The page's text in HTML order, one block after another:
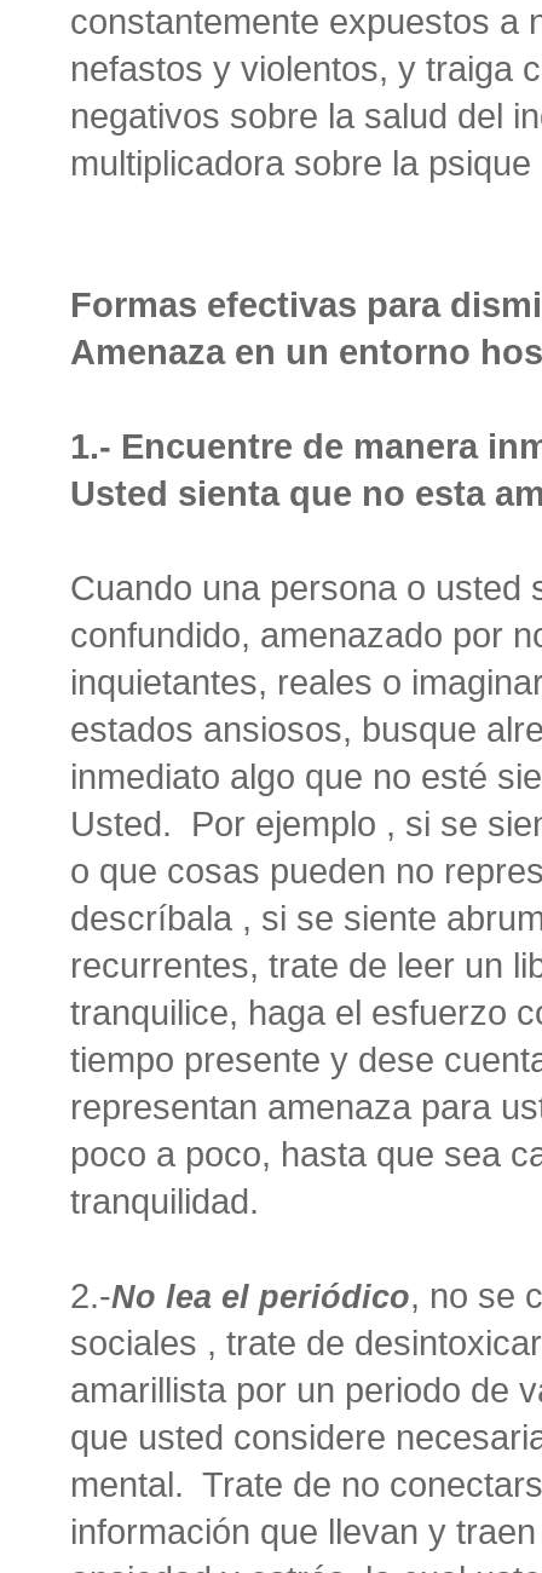
constantemente expuestos a
nefastos y violentos, y traiga
negativos sobre la salud del
multiplicadora sobre la
Formas efectivas para
Amenaza en un entorno
1.- Encuentre de manera
Usted sienta que no esta
Cuando una persona o usted
confundido, amenazado por
inquietantes, reales o
estados ansiosos, busque
inmediato algo que no esté
Usted. Por ejemplo , si se
o que cosas pueden no
descríbala , si se siente
recurrentes, trate de leer un
tranquilice, haga el esfuerzo
tiempo presente y dese
representan amenaza para
poco a poco, hasta que sea
tranquilidad.
2.-No lea el periódico, no se
sociales , trate de
amarillista por un periodo de
que usted considere
mental. Trate de no
información que llevan y